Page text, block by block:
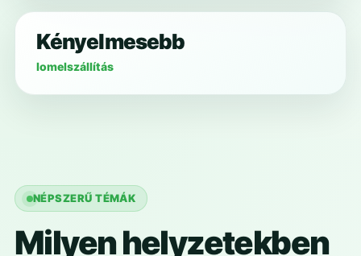
Kényelmesebb
lomelszállítás
NÉPSZERŰ TÉMÁK
Milyen helyzetekben